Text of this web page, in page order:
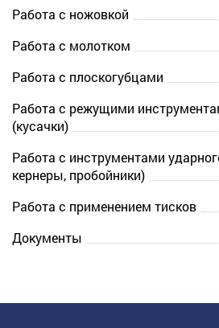
Работа с ножовкой
Работа с молотком
Работа с плоскогубцами
Работа с режущими
(кусачки)
Работа с инструментами
кернеры, пробойники)
Работа с применением тисков
Документы